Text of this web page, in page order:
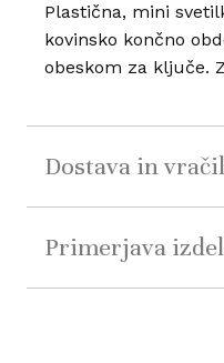
Plastična, mini
kovinsko končno
obeskom za ključe.
Dostava in
Primerjava